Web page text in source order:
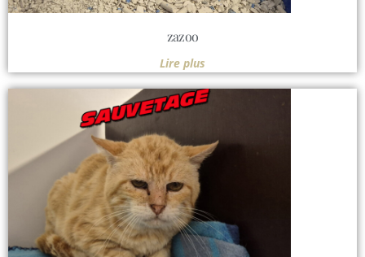
zazoo
Lire plus